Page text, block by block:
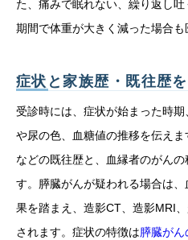
た、痛みで眠れない、繰り返し
期間で体重が大きく減った場合も
症状と家族歴・既往歴
受診時には、症状が始まった時
や尿の色、血糖値の推移を伝え
などの既往歴と、血縁者のがん
す。膵臓がんが疑われる場合は
果を踏まえ、造影CT、造影MRI
されます。症状の特徴は膵臓がん